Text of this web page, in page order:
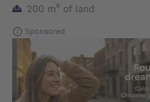
200 m² square meters
of land
Sponsored